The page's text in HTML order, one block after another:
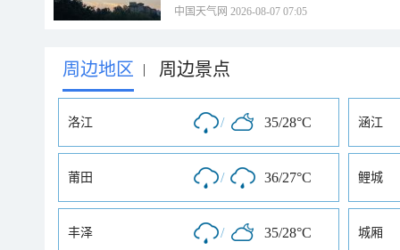
中国天气网 2026-08-07 07:05
周边地区 | 周边景点
洛江 / 35/28°C 涵江
莆田 / 36/27°C 鲤城
丰泽 / 35/28°C 城厢